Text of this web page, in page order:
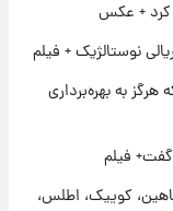
رسما تمام شد +
آبی ها با رامین!
کرد + عکس
نوستالژیک + فیلم
به بهره‌برداری
گفت+ فیلم
کوییک، اطلس،